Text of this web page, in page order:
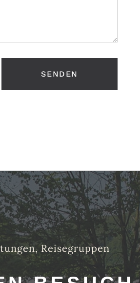
Reisegruppen